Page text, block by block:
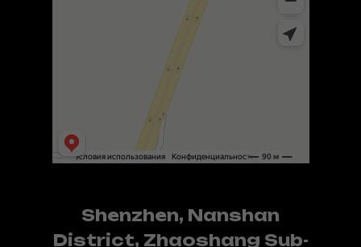
Shenzhen, Nanshan
District, Zhaoshang Sub-